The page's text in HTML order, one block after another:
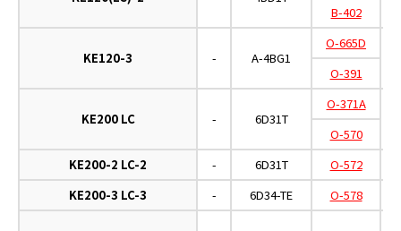
B-402
KE120-3 - A-4BG1
O-665D
O-391
KE200 LC - 6D31T
O-371A
O-570
KE200-2 LC-2
- 6D31T O-572
KE200-3 LC-3
- 6D34-TE O-578